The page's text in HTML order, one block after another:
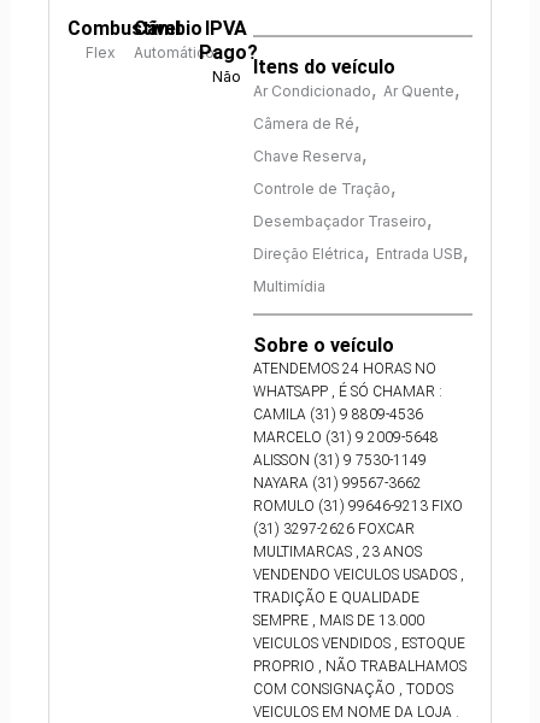
Combustível
Flex
Câmbio
Automático
IPVA
Pago?
Não Itens do veículo
Ar Condicionado, Ar Quente,
Câmera de Ré,
Chave Reserva,
Controle de Tração,
Desembaçador Traseiro,
Direção Elétrica, Entrada USB,
Multimídia
Sobre o veículo
ATENDEMOS 24 HORAS NO
WHATSAPP , É SÓ CHAMAR :
CAMILA (31) 9 8809-4536
MARCELO (31) 9 2009-5648
ALISSON (31) 9 7530-1149
NAYARA (31) 99567-3662
ROMULO (31) 99646-9213 FIXO
(31) 3297-2626 FOXCAR
MULTIMARCAS , 23 ANOS
VENDENDO VEICULOS USADOS ,
TRADIÇÃO E QUALIDADE
SEMPRE , MAIS DE 13.000
VEICULOS VENDIDOS , ESTOQUE
PROPRIO , NÃO TRABALHAMOS
COM CONSIGNAÇÃO , TODOS
VEICULOS EM NOME DA LOJA .